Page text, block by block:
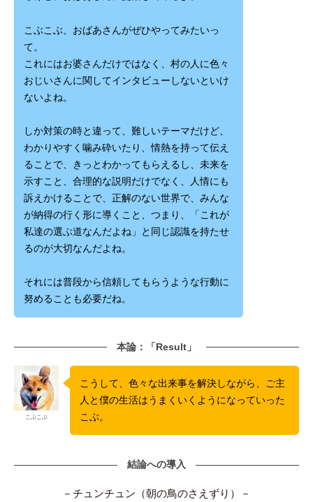
こぶこぶ、おばあさんがぜひやってみたいっ
て。
これにはお婆さんだけではなく、村の人に色々
おじいさんに関してインタビューしないといけ
ないよね。
しか対策の時と違って、難しいテーマだけど、
わかりやすく噛み砕いたり、情熱を持って伝え
ることで、きっとわかってもらえるし、未来を
示すこと、合理的な説明だけでなく、人情にも
訴えかけることで、正解のない世界で、みんな
が納得の行く形に導くこと、つまり、「これが
私達の選ぶ道なんだよね」と同じ認識を持たせ
るのが大切なんだよね。
それには普段から信頼してもらうような行動に
努めることも必要だね。
本論：「Result」
こぶこぶ
こうして、色々な出来事を解決しながら、ご主
人と僕の生活はうまくいくようになっていった
こぶ。
結論への導入
－チュンチュン（朝の鳥のさえずり）－